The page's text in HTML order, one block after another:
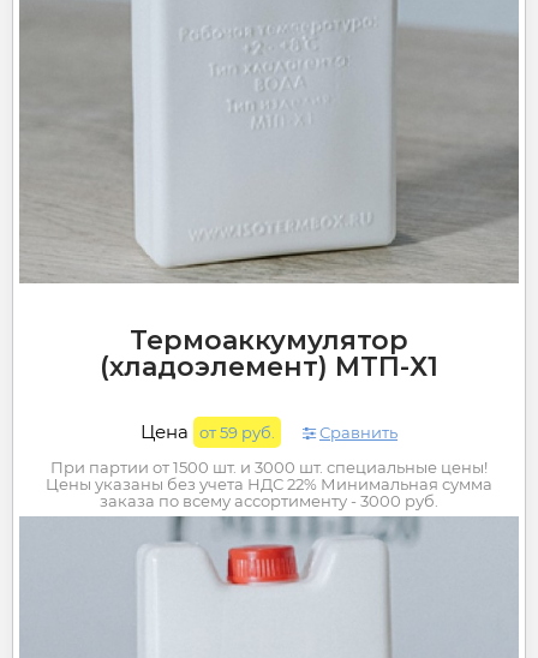
Термоаккумулятор
(хладоэлемент) МТП-Х1
Цена от 59 руб.
Сравнить
При партии от 1500 шт. и 3000 шт. специальные цены!
Цены указаны без учета НДС 22% Минимальная сумма
заказа по всему ассортименту - 3000 руб.